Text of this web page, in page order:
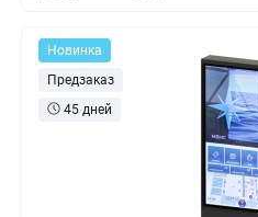
Новинка
Предзаказ
45 дней